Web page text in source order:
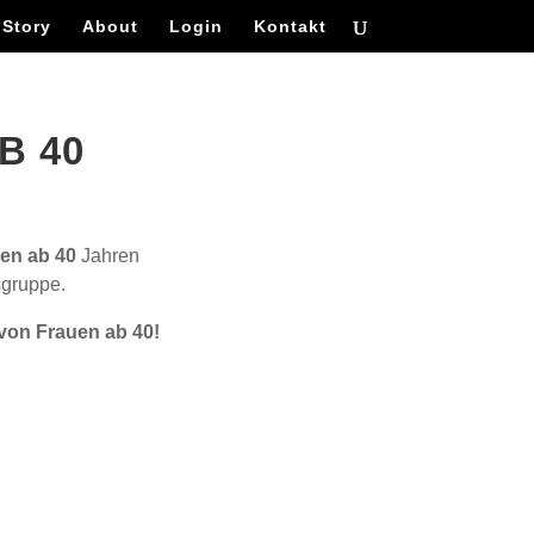
About Login Kontakt
40
ab 40 Jahren
Frauen ab 40!